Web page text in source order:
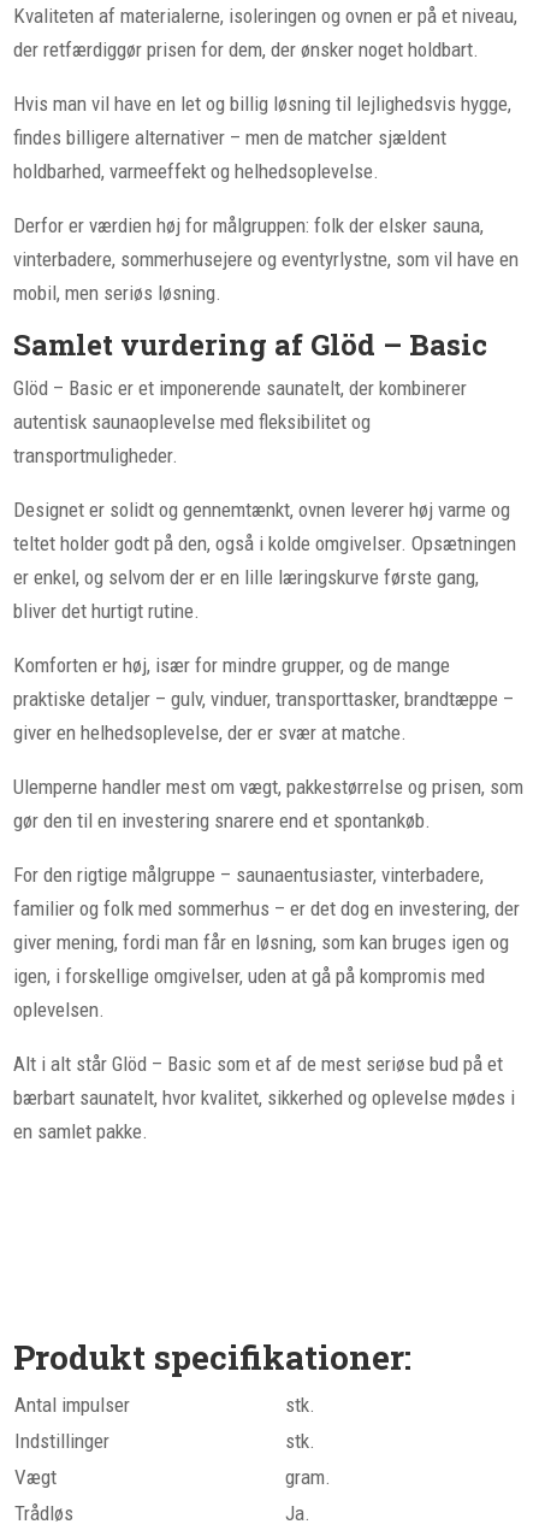
Kvaliteten af materialerne, isoleringen og ovnen er på et niveau,
der retfærdiggør prisen for dem, der ønsker noget holdbart.
Hvis man vil have en let og billig løsning til lejlighedsvis hygge,
findes billigere alternativer – men de matcher sjældent
holdbarhed, varmeeffekt og helhedsoplevelse.
Derfor er værdien høj for målgruppen: folk der elsker sauna,
vinterbadere, sommerhusejere og eventyrlystne, som vil have en
mobil, men seriøs løsning.
Samlet vurdering af Glöd – Basic
Glöd – Basic er et imponerende saunatelt, der kombinerer
autentisk saunaoplevelse med fleksibilitet og
transportmuligheder.
Designet er solidt og gennemtænkt, ovnen leverer høj varme og
teltet holder godt på den, også i kolde omgivelser. Opsætningen
er enkel, og selvom der er en lille læringskurve første gang,
bliver det hurtigt rutine.
Komforten er høj, især for mindre grupper, og de mange
praktiske detaljer – gulv, vinduer, transporttasker, brandtæppe –
giver en helhedsoplevelse, der er svær at matche.
Ulemperne handler mest om vægt, pakkestørrelse og prisen, som
gør den til en investering snarere end et spontankøb.
For den rigtige målgruppe – saunaentusiaster, vinterbadere,
familier og folk med sommerhus – er det dog en investering, der
giver mening, fordi man får en løsning, som kan bruges igen og
igen, i forskellige omgivelser, uden at gå på kompromis med
oplevelsen.
Alt i alt står Glöd – Basic som et af de mest seriøse bud på et
bærbart saunatelt, hvor kvalitet, sikkerhed og oplevelse mødes i
en samlet pakke.
Produkt specifikationer:
Antal impulser
stk.
Indstillinger
stk.
Vægt
gram.
Trådløs
Ja.